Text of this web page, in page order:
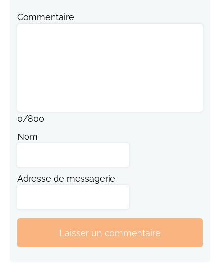
Commentaire
0/800
Nom
Adresse de messagerie
Laisser un commentaire